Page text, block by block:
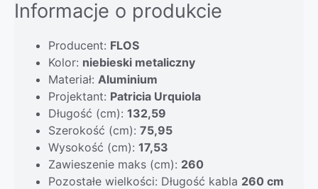
Informacje o produkcie
Producent: FLOS
Kolor: niebieski metaliczny
Materiał: Aluminium
Projektant: Patricia Urquiola
Długość (cm): 132,59
Szerokość (cm): 75,95
Wysokość (cm): 17,53
Zawieszenie maks (cm): 260
Pozostałe wielkości: Długość kabla 260 cm